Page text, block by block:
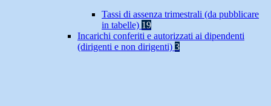
Tassi di assenza trimestrali (da pubblicare
in tabelle) 19
Incarichi conferiti e autorizzati ai dipendenti
(dirigenti e non dirigenti) 3